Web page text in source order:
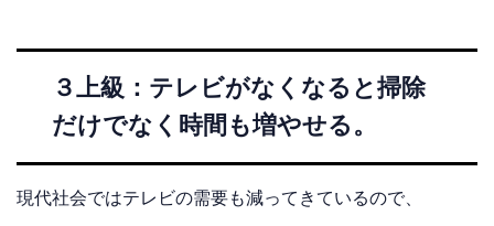
３上級：テレビがなくなると掃除
だけでなく時間も増やせる。
現代社会ではテレビの需要も減ってきているので、